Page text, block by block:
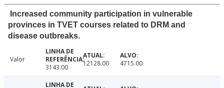
Increased community participation in vulnerable
provinces in TVET courses related to DRM and
disease outbreaks.
Valor
3143.00
12128.00 4715.00